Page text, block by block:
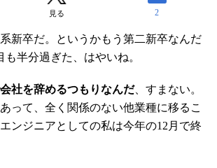
見る 2
新卒だ。というかもう第二新卒なんだ
半分過ぎた、はやいね。
社を辞めるつもりなんだ、すまない。
って、全く関係のない他業種に移るこ
ンジニアとしての私は今年の12月で終